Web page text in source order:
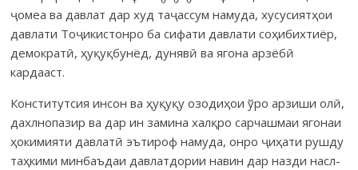
ҷомеа ва давлат дар худ таҷассум намуда, хусусиятҳои
давлати То­ҷикистонро ба сифати дав­ла­ти соҳибих­тиёр,
демок­ратӣ, ҳуқуқбунёд, дунявӣ ва ягона арзёбӣ
кардааст.
Конститутсия инсон ва ҳуқуқу озоди­ҳои ўро арзиши олӣ,
дахл­нопазир ва дар ин замина халқро сарчашмаи ягонаи
ҳокимияти давлатӣ эътироф намуда, онро ҷиҳати рушду
таҳкими минбаъдаи давлатдории навин дар назди насл­